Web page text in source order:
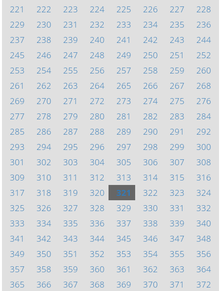
221
222 223 224 225 226 227
228
229
230 231 232 233 234 235
236
237
238 239 240 241 242 243
244
245
246 247 248 249 250 251
252
253
254 255 256 257 258 259
260
261
262 263 264 265 266 267
268
269
270 271 272 273 274 275
276
277
278 279 280 281 282 283
284
285
286 287 288 289 290 291
292
293
294 295 296 297 298 299
300
301
302 303 304 305 306 307
308
309
310 311 312 313 314 315
316
317
318 319 320 321 322 323
324
325
326 327 328 329 330 331
332
333
334 335 336 337 338 339
340
341
342 343 344 345 346 347
348
349
350 351 352 353 354 355
356
357
358 359 360 361 362 363
364
365
366 367 368 369 370 371 372